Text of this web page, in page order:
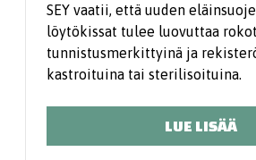
SEY vaatii, että uuden
löytökissat tulee luovuttaa
tunnistusmerkittyinä ja
kastroituina tai sterilisoituina.
LUE LISÄÄ